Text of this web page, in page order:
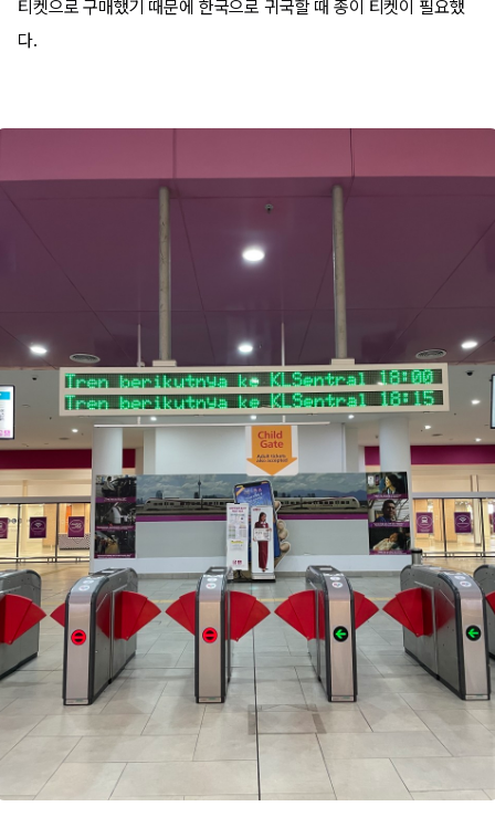
티켓으로 구매했기 때문에 한국으로 귀국할 때 종이 티켓이 필요했
다.